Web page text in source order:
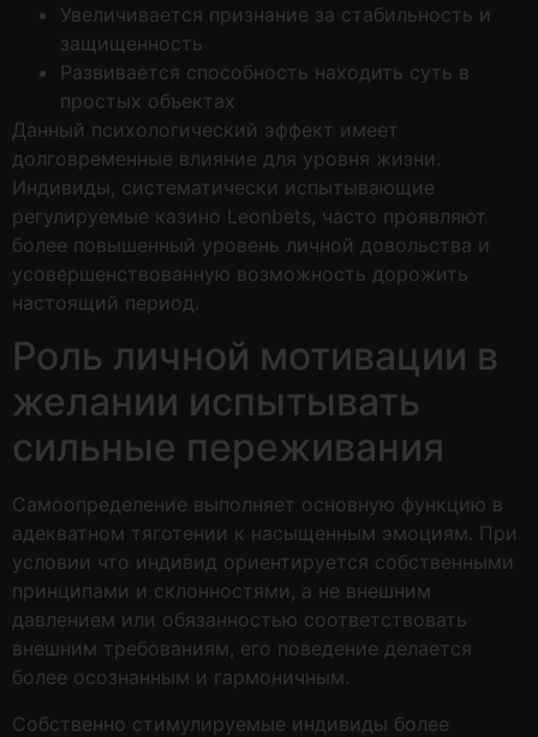
Увеличивается признание за стабильность и
защищенность
Развивается способность находить суть в
простых объектах
Данный психологический эффект имеет
долговременные влияние для уровня жизни.
Индивиды, систематически испытывающие
регулируемые казино Leonbets, часто проявляют
более повышенный уровень личной довольства и
усовершенствованную возможность дорожить
настоящий период.
Роль личной мотивации в
желании испытывать
сильные переживания
Самоопределение выполняет основную функцию в
адекватном тяготении к насыщенным эмоциям. При
условии что индивид ориентируется собственными
принципами и склонностями, а не внешним
давлением или обязанностью соответствовать
внешним требованиям, его поведение делается
более осознанным и гармоничным.
Собственно стимулируемые индивиды более